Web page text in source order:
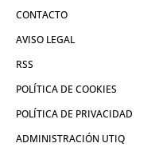
CONTACTO
AVISO LEGAL
RSS
POLÍTICA DE COOKIES
POLÍTICA DE PRIVACIDAD
ADMINISTRACIÓN UTIQ